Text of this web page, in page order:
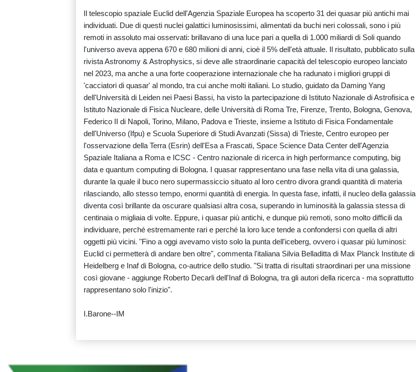
Il telescopio spaziale Euclid dell'Agenzia Spaziale Europea ha scoperto 31 dei quasar più antichi mai
individuati. Due di questi nuclei galattici luminosissimi, alimentati da buchi neri colossali, sono i più
remoti in assoluto mai osservati: brillavano di una luce pari a quella di 1.000 miliardi di Soli quando
l'universo aveva appena 670 e 680 milioni di anni, cioè il 5% dell'età attuale. Il risultato, pubblicato sulla
rivista Astronomy & Astrophysics, si deve alle straordinarie capacità del telescopio europeo lanciato
nel 2023, ma anche a una forte cooperazione internazionale che ha radunato i migliori gruppi di
'cacciatori di quasar' al mondo, tra cui anche molti italiani. Lo studio, guidato da Daming Yang
dell'Università di Leiden nei Paesi Bassi, ha visto la partecipazione di Istituto Nazionale di Astrofisica e
Istituto Nazionale di Fisica Nucleare, delle Università di Roma Tre, Firenze, Trento, Bologna, Genova,
Federico II di Napoli, Torino, Milano, Padova e Trieste, insieme a Istituto di Fisica Fondamentale
dell'Universo (Ifpu) e Scuola Superiore di Studi Avanzati (Sissa) di Trieste, Centro europeo per
l'osservazione della Terra (Esrin) dell'Esa a Frascati, Space Science Data Center dell'Agenzia
Spaziale Italiana a Roma e ICSC - Centro nazionale di ricerca in high performance computing, big
data e quantum computing di Bologna. I quasar rappresentano una fase nella vita di una galassia,
durante la quale il buco nero supermassiccio situato al loro centro divora grandi quantità di materia
rilasciando, allo stesso tempo, enormi quantità di energia. In questa fase, infatti, il nucleo della galassia
diventa così brillante da oscurare qualsiasi altra cosa, superando in luminosità la galassia stessa di
centinaia o migliaia di volte. Eppure, i quasar più antichi, e dunque più remoti, sono molto difficili da
individuare, perché estremamente rari e perché la loro luce tende a confondersi con quella di altri
oggetti più vicini. "Fino a oggi avevamo visto solo la punta dell'iceberg, ovvero i quasar più luminosi:
Euclid ci permetterà di andare ben oltre", commenta l'italiana Silvia Belladitta di Max Planck Institute di
Heidelberg e Inaf di Bologna, co-autrice dello studio. "Si tratta di risultati straordinari per una missione
così giovane - aggiunge Roberto Decarli dell'Inaf di Bologna, tra gli autori della ricerca - ma soprattutto
rappresentano solo l'inizio".
I.Barone--IM